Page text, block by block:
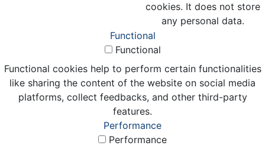
cookies. It does not store
any personal data.
Functional
Functional
Functional cookies help to perform certain functionalities
like sharing the content of the website on social media
platforms, collect feedbacks, and other third-party
features.
Performance
Performance